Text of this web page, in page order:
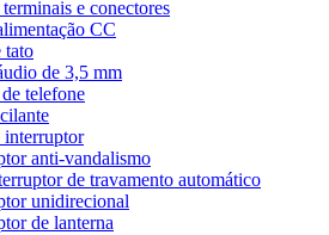
e conectores
CC
tato
de 3,5 mm
telefone
interruptor
anti-vandalismo
de travamento automático
unidirecional
de lanterna